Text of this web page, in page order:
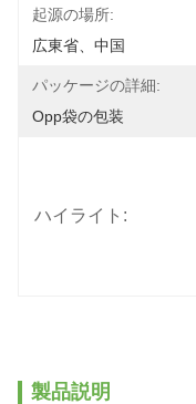
起源の場所:
広東省、中国
パッケージの詳細:
Opp袋の包装
ハイライト:
製品説明